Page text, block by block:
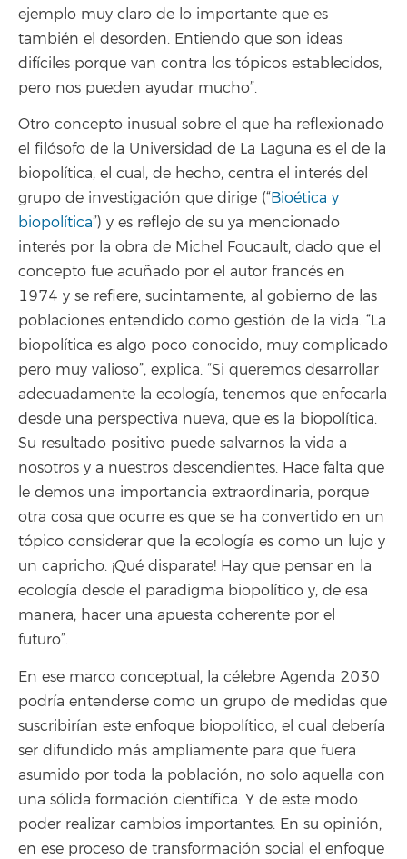
ejemplo muy claro de lo importante que es
también el desorden. Entiendo que son ideas
difíciles porque van contra los tópicos establecidos,
pero nos pueden ayudar mucho”.
Otro concepto inusual sobre el que ha reflexionado
el filósofo de la Universidad de La Laguna es el de la
biopolítica, el cual, de hecho, centra el interés del
grupo de investigación que dirige (“Bioética y
biopolítica”) y es reflejo de su ya mencionado
interés por la obra de Michel Foucault, dado que el
concepto fue acuñado por el autor francés en
1974 y se refiere, sucintamente, al gobierno de las
poblaciones entendido como gestión de la vida. “La
biopolítica es algo poco conocido, muy complicado
pero muy valioso”, explica. “Si queremos desarrollar
adecuadamente la ecología, tenemos que enfocarla
desde una perspectiva nueva, que es la biopolítica.
Su resultado positivo puede salvarnos la vida a
nosotros y a nuestros descendientes. Hace falta que
le demos una importancia extraordinaria, porque
otra cosa que ocurre es que se ha convertido en un
tópico considerar que la ecología es como un lujo y
un capricho. ¡Qué disparate! Hay que pensar en la
ecología desde el paradigma biopolítico y, de esa
manera, hacer una apuesta coherente por el
futuro”.
En ese marco conceptual, la célebre Agenda 2030
podría entenderse como un grupo de medidas que
suscribirían este enfoque biopolítico, el cual debería
ser difundido más ampliamente para que fuera
asumido por toda la población, no solo aquella con
una sólida formación científica. Y de este modo
poder realizar cambios importantes. En su opinión,
en ese proceso de transformación social el enfoque